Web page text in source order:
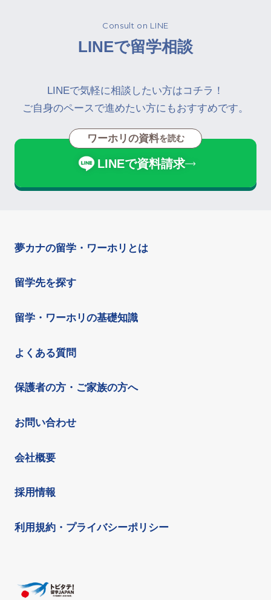
Consult on LINE
LINEで留学相談
LINEで気軽に相談したい方はコチラ！
ご自身のペースで進めたい方にもおすすめです。
ワーホリの資料を読む
LINEで資料請求
夢カナの留学・ワーホリとは
留学先を探す
留学・ワーホリの基礎知識
よくある質問
保護者の方・ご家族の方へ
お問い合わせ
会社概要
採用情報
利用規約・プライバシーポリシー